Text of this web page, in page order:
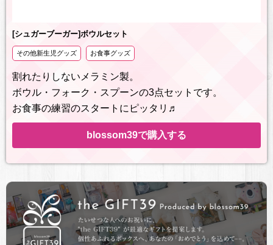
[シュガーブーガー]ボウルセット
その他新生児グッズ お食事グッズ
割れたりしないメラミン製。
ボウル・フォーク・スプーンの3点セットです。
お食事の練習のスタートにピッタリ♬
blossom39で購入する